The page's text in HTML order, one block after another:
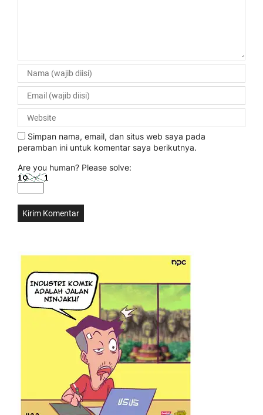
Simpan nama, email, dan situs web saya pada
peramban ini untuk komentar saya berikutnya.
Are you human? Please solve: